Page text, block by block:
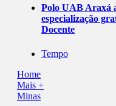
Polo UAB Araxá
especialização
Docente
Tempo
Home
Mais +
Minas